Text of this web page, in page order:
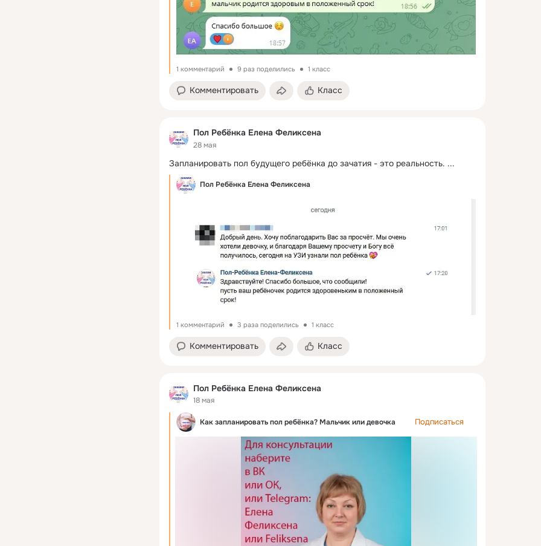
1 комментарий 9 раз поделились 1 класс
Комментировать Класс
Пол Ребёнка Елена Феликсена
28 мая
Запланировать пол будущего ребёнка до зачатия - это реальность. ...
Пол Ребёнка Елена Феликсена
1 комментарий 3 раза поделились 1 класс
Комментировать Класс
Пол Ребёнка Елена Феликсена
18 мая
Как запланировать пол ребёнка? Мальчик или девочка Подписаться